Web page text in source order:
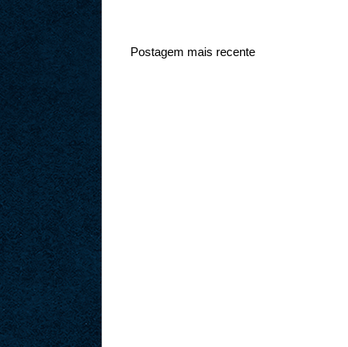
Postagem mais recente